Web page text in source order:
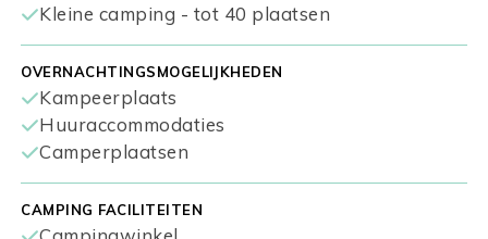
Kleine camping - tot 40 plaatsen
OVERNACHTINGSMOGELIJKHEDEN
Kampeerplaats
Huuraccommodaties
Camperplaatsen
CAMPING FACILITEITEN